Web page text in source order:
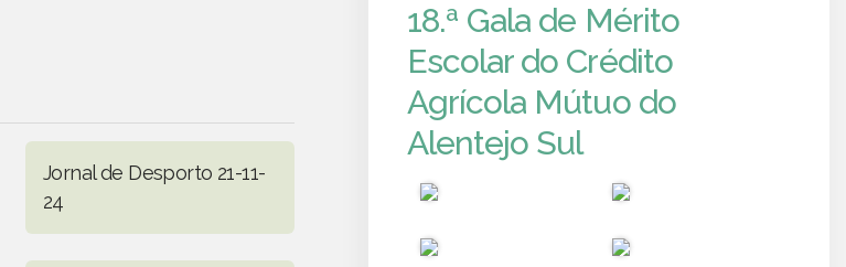
Jornal de Desporto 21-11-
24
18.ª Gala de Mérito
Escolar do Crédito
Agrícola Mútuo do
Alentejo Sul